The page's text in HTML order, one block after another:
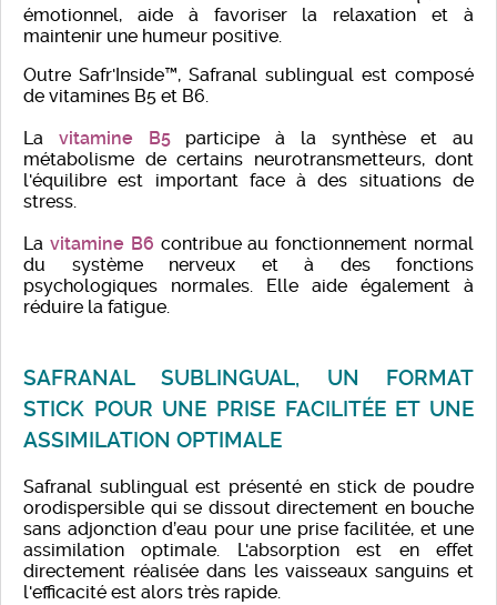
émotionnel, aide à favoriser la relaxation et à
maintenir une humeur positive.
Outre Safr'Inside™, Safranal sublingual est composé
de vitamines B5 et B6.
La vitamine B5participe à la synthèse et au
métabolisme de certains neurotransmetteurs, dont
l'équilibre est important face à des situations de
stress.
La vitamine B6 contribue au fonctionnement normal
du système nerveux et à des fonctions
psychologiques normales. Elle aide également à
réduire la fatigue.
SAFRANAL SUBLINGUAL, UN FORMAT
STICK POUR UNE PRISE FACILITÉE ET UNE
ASSIMILATION OPTIMALE
Safranal sublingual est présenté en stick de poudre
orodispersible qui se dissout directement en bouche
sans adjonction d’eau pour une prise facilitée, et une
assimilation optimale. L'absorption est en effet
directement réalisée dans les vaisseaux sanguins et
l'efficacité est alors très rapide.